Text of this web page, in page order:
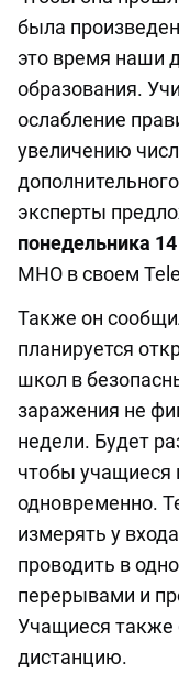
была
это время наши
образования.
ослабление
увеличению
эксперты
понедельника
МНО в своем
Также он
планируется
школ в
заражения не
недели. Будет
чтобы учащиеся
одновременно.
измерять у
проводить в
перерывами и
Учащиеся также
дистанцию.